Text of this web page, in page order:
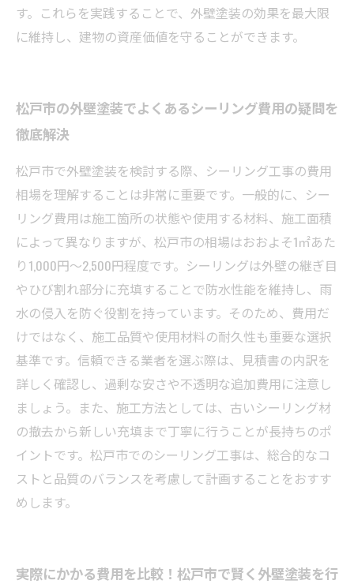
す。これらを実践することで、外壁塗装の効果を最大限
に維持し、建物の資産価値を守ることができます。
松戸市の外壁塗装でよくあるシーリング費用の疑問を
徹底解決
松戸市で外壁塗装を検討する際、シーリング工事の費用
相場を理解することは非常に重要です。一般的に、シー
リング費用は施工箇所の状態や使用する材料、施工面積
によって異なりますが、松戸市の相場はおおよそ1㎡あた
り1,000円〜2,500円程度です。シーリングは外壁の継ぎ目
やひび割れ部分に充填することで防水性能を維持し、雨
水の侵入を防ぐ役割を持っています。そのため、費用だ
けではなく、施工品質や使用材料の耐久性も重要な選択
基準です。信頼できる業者を選ぶ際は、見積書の内訳を
詳しく確認し、過剰な安さや不透明な追加費用に注意し
ましょう。また、施工方法としては、古いシーリング材
の撤去から新しい充填まで丁寧に行うことが長持ちのポ
イントです。松戸市でのシーリング工事は、総合的なコ
ストと品質のバランスを考慮して計画することをおすす
めします。
実際にかかる費用を比較！松戸市で賢く外壁塗装を行